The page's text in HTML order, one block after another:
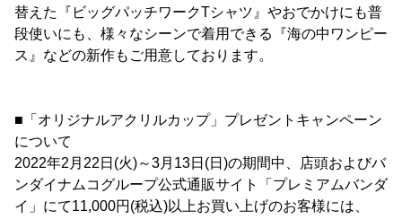
替えた『ビッグパッチワークTシャツ』やおでかけにも普
段使いにも、様々なシーンで着用できる『海の中ワンピー
ス』などの新作もご用意しております。
■「オリジナルアクリルカップ」プレゼントキャンペーン
について
2022年2月22日(火)～3月13日(日)の期間中、店頭およびバ
ンダイナムコグループ公式通販サイト「プレミアムバンダ
イ」にて11,000円(税込)以上お買い上げのお客様には、